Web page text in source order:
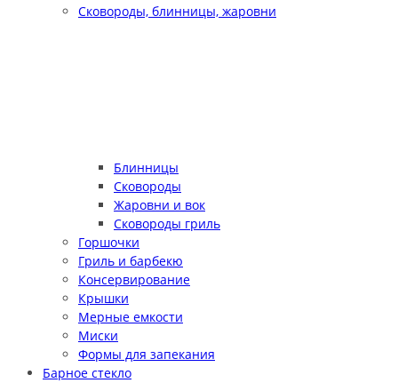
Сковороды, блинницы, жаровни
Блинницы
Сковороды
Жаровни и вок
Сковороды гриль
Горшочки
Гриль и барбекю
Консервирование
Крышки
Мерные емкости
Миски
Формы для запекания
Барное стекло